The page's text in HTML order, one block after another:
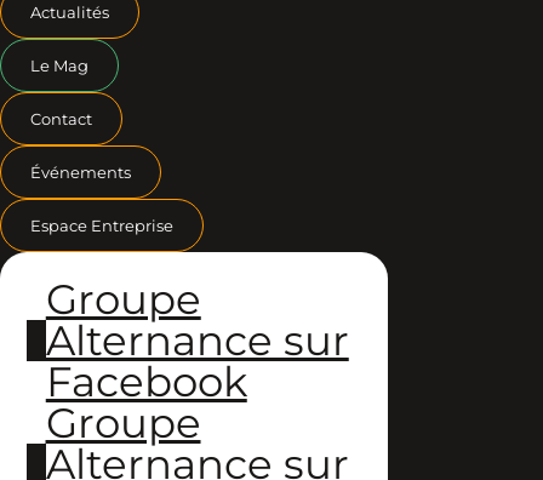
Actualités
Le Mag
Contact
Événements
Espace Entreprise
Groupe
Alternance sur
Facebook
Groupe
Alternance sur